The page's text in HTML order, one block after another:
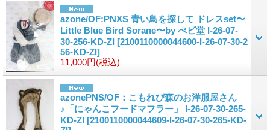
azone/OF:PNXS 青い鳥を探して ドレスset〜
Little Blue Bird Sorane〜by べビ堂 I-26-07-
30-256-KD-ZI [2100110000044600-I-26-07-30-2
56-KD-ZI]
11,000円(税込)
azonePNS/OF：こもれび森のお洋服屋さん
♪「にゃんこフードマフラー」 I-26-07-30-265-
KD-ZI [2100110000044609-I-26-07-30-265-KD-